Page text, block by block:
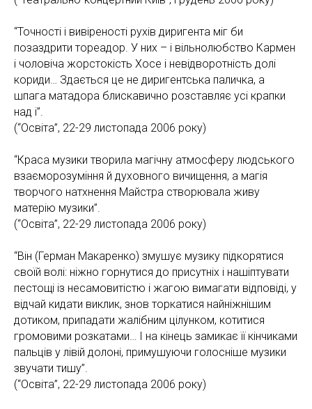
“Точності і вивіреності рухів диригента міг би
позаздрити тореадор. У них – і вільнолюбство Кармен
і чоловіча жорстокість Хосе і невідворотність долі
кориди… Здається це не диригентська паличка, а
шпага матадора блискавично розставляє усі крапки
над і”.
(“Освіта”, 22-29 листопада 2006 року)
“Краса музики творила магічну атмосферу людського
взаєморозуміння й духовного вичищення, а магія
творчого натхнення Майстра створювала живу
матерію музики”.
(“Освіта”, 22-29 листопада 2006 року)
“Він (Герман Макаренко) змушує музику підкорятися
своїй волі: ніжно горнутися до присутніх і нашіптувати
пестощі із несамовитістю і жагою вимагати відповіді, у
відчай кидати виклик, знов торкатися найніжнішим
дотиком, припадати жалібним цілунком, котитися
громовими розкатами… І на кінець замикає її кінчиками
пальців у лівій долоні, примушуючи голосніше музики
звучати тишу”.
(“Освіта”, 22-29 листопада 2006 року)